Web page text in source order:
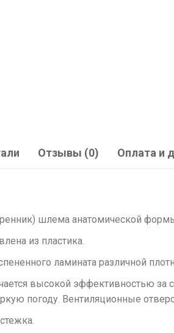
Отзывы (0) Оплата и
шлема анатомической
из пластика.
ламината различной
высокой эффективностью за
погоду. Вентиляционные